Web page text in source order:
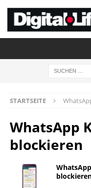
STARTSEITE
WhatsApp
blockieren